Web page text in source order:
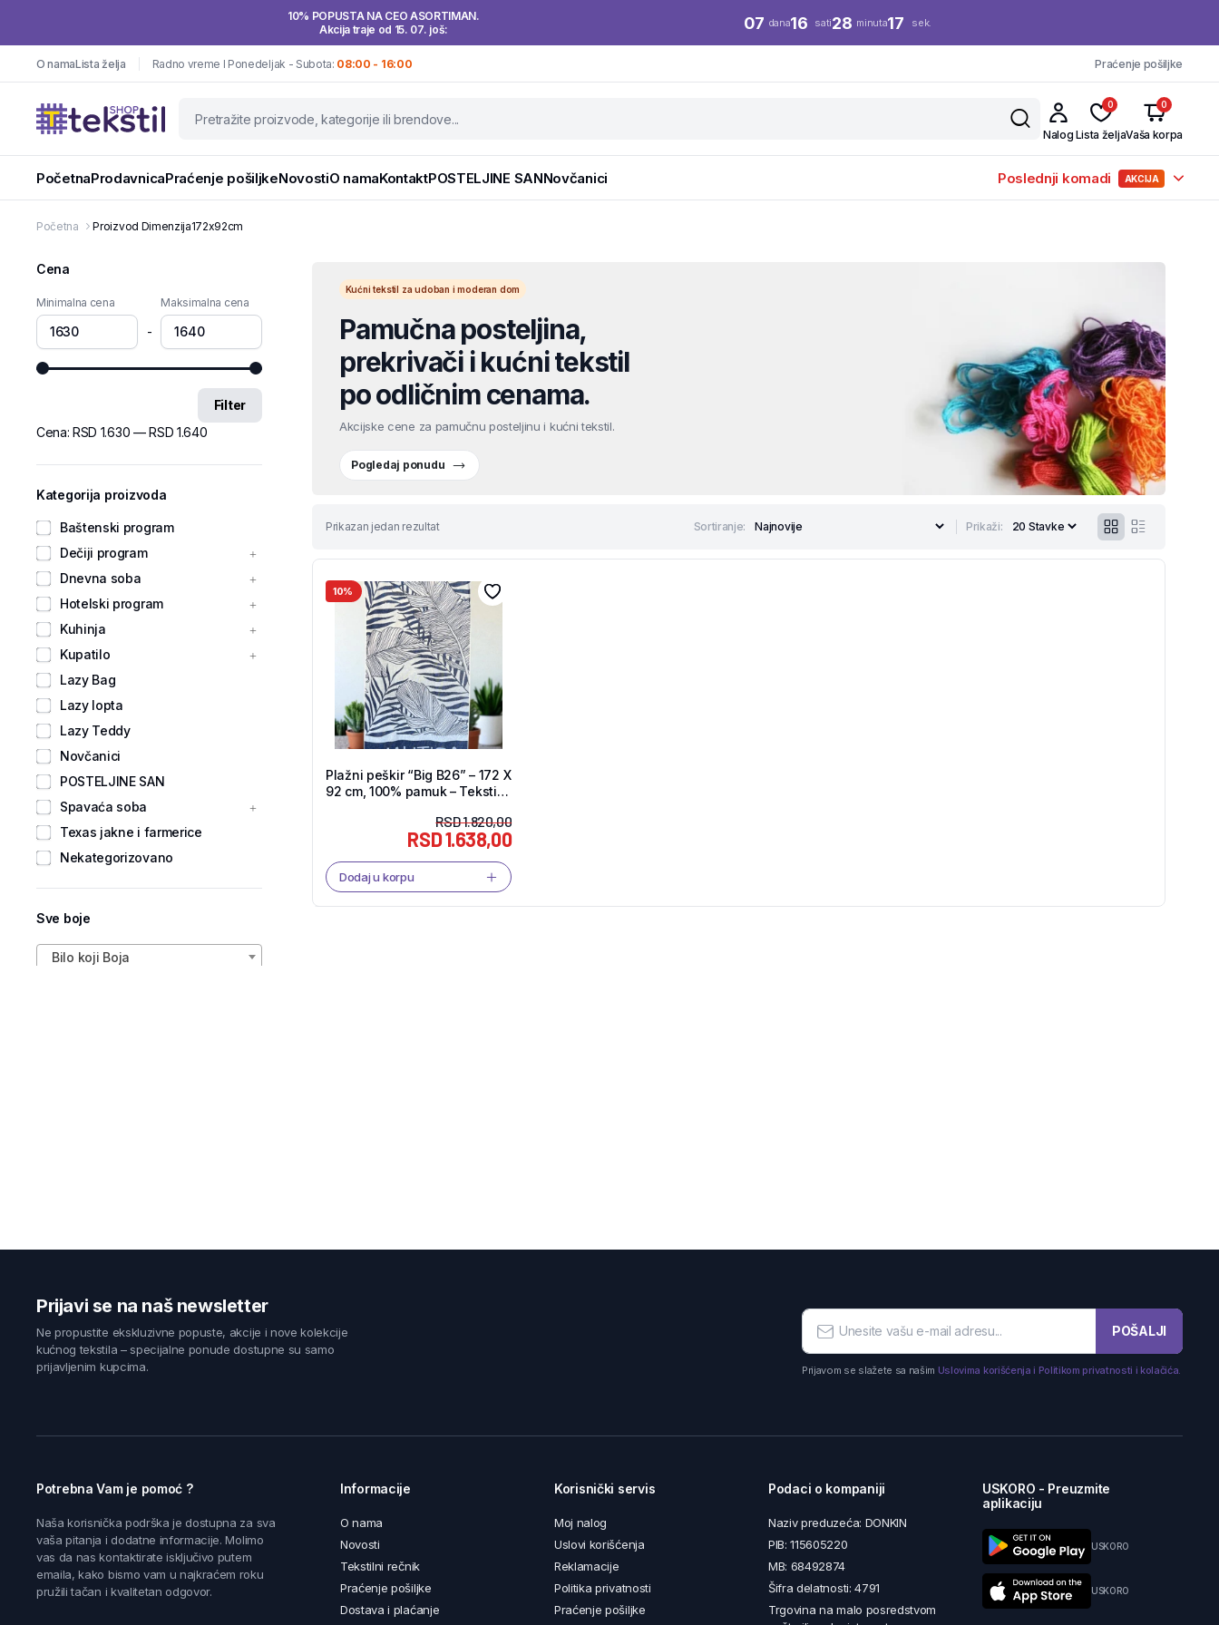
10% POPUSTA NA CEO ASORTIMAN.
Akcija traje od 15. 07. još:
07 dana16 sati28 minuta16 sek.
O namaLista želja Radno vreme I Ponedeljak - Subota: 08:00 - 16:00 Praćenje pošiljke
Nalog
0
Lista želja
0
Vaša korpa
PočetnaProdavnicaPraćenje pošiljkeNovostiO namaKontaktPOSTELJINE SANNovčanici Poslednji komadi AKCIJA
Početna Proizvod Dimenzija172x92cm
Kućni tekstil za udoban i moderan dom
Pamučna posteljina,
prekrivači i kućni tekstil
po odličnim cenama.
Akcijske cene za pamučnu posteljinu i kućni tekstil.
Pogledaj ponudu
Prikazan jedan rezultat Sortiranje: Prikaži:
10%
Plažni peškir “Big B26” – 172 X
92 cm, 100% pamuk – Tekstil
RSD1.820,00
RSD1.638,00
Dodaj u korpu
Cena
Minimalna cena
-
Maksimalna cena
Filter
Cena:RSD 1.630 —RSD 1.640
Kategorija proizvoda
Baštenski program
Dečiji program
Dnevna soba
Hotelski program
Kuhinja
Kupatilo
Lazy Bag
Lazy lopta
Lazy Teddy
Novčanici
POSTELJINE SAN
Spavaća soba
Texas jakne i farmerice
Nekategorizovano
Sve boje
Bilo koji Boja
Prijavi se na naš newsletter
Ne propustite ekskluzivne popuste, akcije i nove kolekcije
kućnog tekstila – specijalne ponude dostupne su samo
prijavljenim kupcima.
POŠALJI
Prijavom se slažete sa našim Uslovima korišćenja i Politikom privatnosti i kolačića.
Potrebna Vam je pomoć ?
Naša korisnička podrška je dostupna za sva
vaša pitanja i dodatne informacije. Molimo
vas da nas kontaktirate isključivo putem
emaila, kako bismo vam u najkraćem roku
pružili tačan i kvalitetan odgovor.
Informacije
O nama
Novosti
Tekstilni rečnik
Praćenje pošiljke
Dostava i plaćanje
Korisnički servis
Moj nalog
Uslovi korišćenja
Reklamacije
Politika privatnosti
Praćenje pošiljke
Podaci o kompaniji
Naziv preduzeća: DONKIN
PIB: 115605220
MB: 68492874
Šifra delatnosti: 4791
Trgovina na malo posredstvom
USKORO - Preuzmite
aplikaciju
USKORO
USKORO